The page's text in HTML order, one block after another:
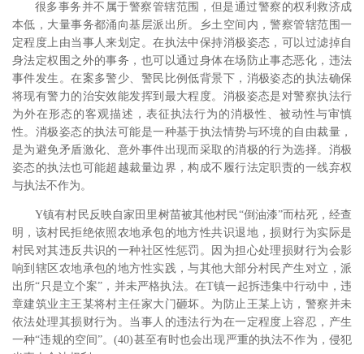
很多事务并不属于警察管辖范围，但是通过警察的权利救济成
本低，大量事务都涌向基层派出所。乡土空间内，警察管辖范围一
定程度上由当事人来划定。在执法中保持消极姿态，可以过滤掉自
身法定权围之外的事务，也可以通过身体在场防止事态恶化，违法
事件发生。在案多警少、警民比例低背景下，消极姿态的执法确保
将现有警力的治安效能发挥到最大程度。消极姿态是对警察执法行
为外在形态的客观描述，表征执法行为的消极性、被动性与审慎
性。消极姿态的执法可能是一种基于执法情势与环境的自由裁量，
是为避免矛盾激化、意外事件出现而采取的消极的行为选择。消极
姿态的执法也可能超越裁量边界，构成不履行法定职责的一线弃权
与执法不作为。
Y镇有村民反映自家田里树苗被其他村民“倒油漆”而枯死，经查
明，该村民拒绝依照农地承包的地方性共识退地，损财行为实际是
村民对其违反共识的一种社区性惩罚。因为担心处理损财行为会影
响到辖区农地承包的地方性实践，与其他大部分村民产生对立，派
出所“只是立个案”，并未严格执法。在T镇一起拆违集中行动中，违
章建筑业主王某将村主任家大门砸坏。为防止王某上访，警察并未
依法处理其损财行为。当事人的违法行为在一定程度上容忍，产生
一种“违规的空间”。(40)甚至有时也会出现严重的执法不作为，侵犯